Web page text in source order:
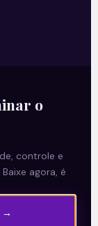
Toledo:
para
o
controle e
agora, é
→